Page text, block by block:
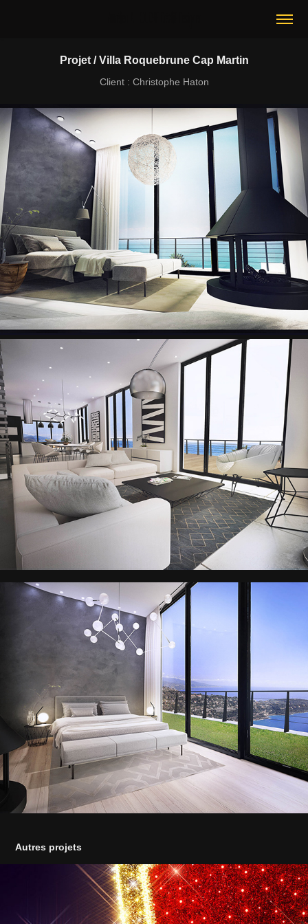
Projet / Villa Roquebrune Cap Martin
Client : Christophe Haton
Autres projets